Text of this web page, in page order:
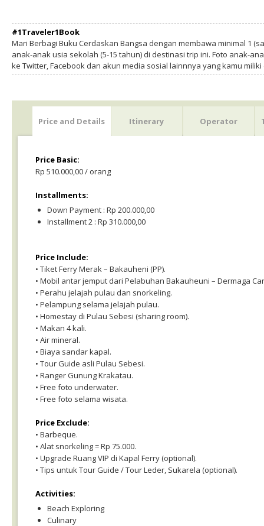
#1Traveler1Book
Mari Berbagi Buku Cerdaskan Bangsa dengan membawa minimal 1
anak-anak usia sekolah (5-15 tahun) di destinasi trip ini. Foto anak-
ke Twitter, Facebook dan akun media sosial lainnnya yang kamu
Price and Details Itinerary Operator
Price Basic:
Rp 510.000,00 / orang
Installments:
Down Payment : Rp 200.000,00
Installment 2 : Rp 310.000,00
Price Include:
• Tiket Ferry Merak – Bakauheni (PP).
• Mobil antar jemput dari Pelabuhan Bakauheuni – Dermaga
• Perahu jelajah pulau dan snorkeling.
• Pelampung selama jelajah pulau.
• Homestay di Pulau Sebesi (sharing room).
• Makan 4 kali.
• Air mineral.
• Biaya sandar kapal.
• Tour Guide asli Pulau Sebesi.
• Ranger Gunung Krakatau.
• Free foto underwater.
• Free foto selama wisata.
Price Exclude:
• Barbeque.
• Alat snorkeling = Rp 75.000.
• Upgrade Ruang VIP di Kapal Ferry (optional).
• Tips untuk Tour Guide / Tour Leder, Sukarela (optional).
Activities:
Beach Exploring
Culinary